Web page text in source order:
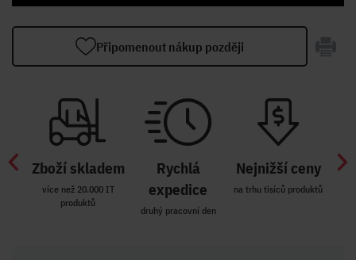
Připomenout nákup později
Zboží skladem
více než 20.000 IT
produktů
Rychlá
expedice
druhý pracovní den
Nejnižší ceny
na trhu tisíců produktů